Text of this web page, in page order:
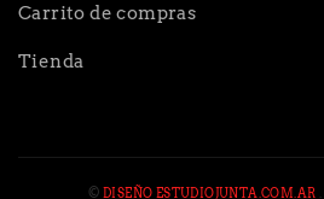
Carrito de compras
Tienda
©DISEÑO ESTUDIOJUNTA.COM.AR